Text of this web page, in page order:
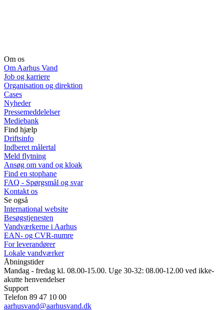
Om os
Om Aarhus Vand
Job og karriere
Organisation og direktion
Cases
Nyheder
Pressemeddelelser
Mediebank
Find hjælp
Driftsinfo
Indberet målertal
Meld flytning
Ansøg om vand og kloak
Find en stophane
FAQ - Spørgsmål og svar
Kontakt os
Se også
International website
Besøgstjenesten
Vandværkerne i Aarhus
EAN- og CVR-numre
For leverandører
Lokale vandværker
Åbningstider
Mandag - fredag kl. 08.00-15.00. Uge 30-32: 08.00-12.00 ved ikke-
akutte henvendelser
Support
Telefon 89 47 10 00
aarhusvand@aarhusvand.dk